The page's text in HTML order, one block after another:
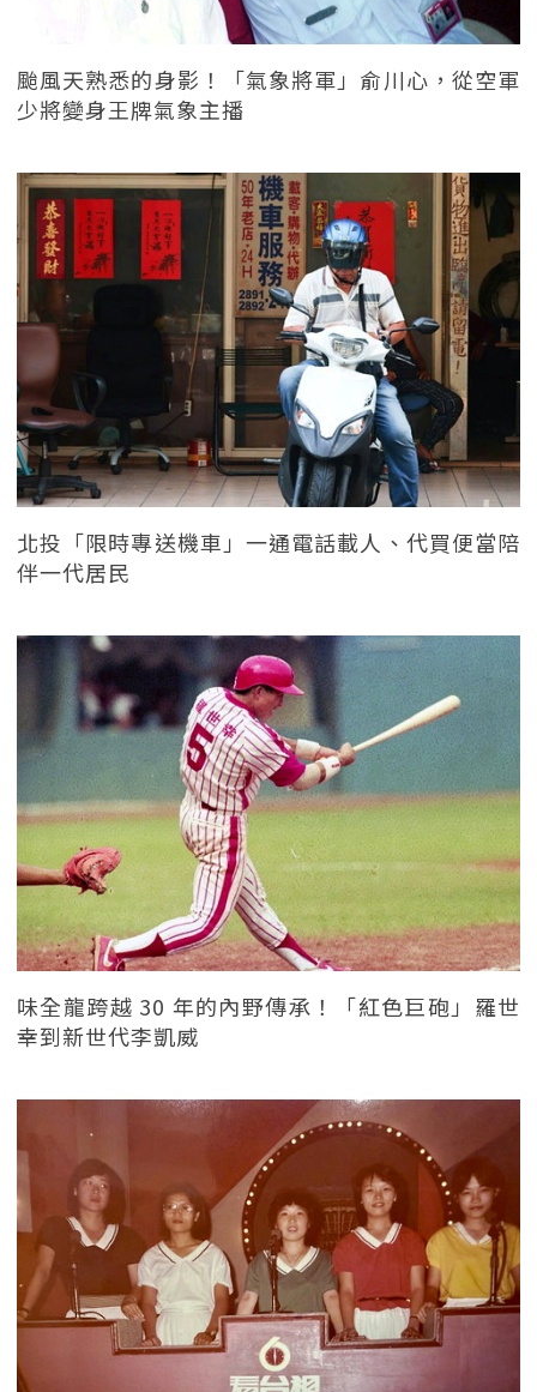
颱風天熟悉的身影！「氣象將軍」俞川心，從空軍
少將變身王牌氣象主播
北投「限時專送機車」一通電話載人、代買便當陪
伴一代居民
味全龍跨越 30 年的內野傳承！「紅色巨砲」羅世
幸到新世代李凱威